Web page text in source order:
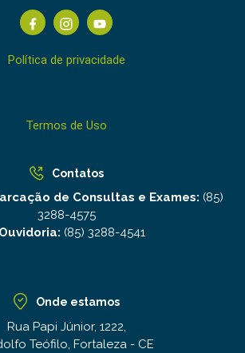
Política de privacidade
Termos de Uso
Contatos
de Consultas e Exames: (85)
3288-4575
Ouvidoria: (85) 3288-4541
Onde estamos
Rua Papi Júnior, 1222,
Teófilo, Fortaleza - CE